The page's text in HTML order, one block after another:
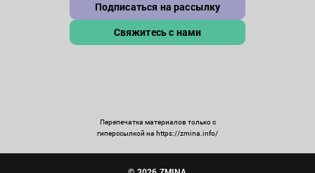
Подписаться на рассылку
Свяжитесь с нами
Перепечатка материалов только с
гиперссылкой на https://zmina.info/